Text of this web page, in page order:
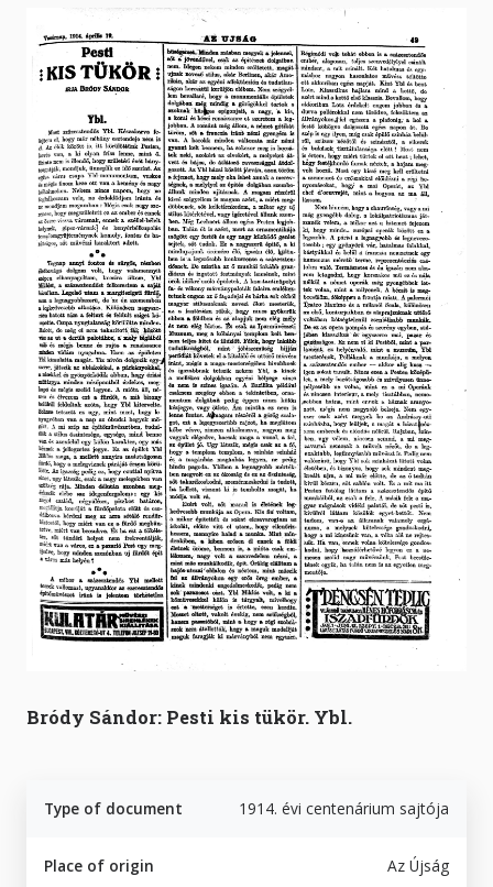
Bródy Sándor: Pesti kis tükör. Ybl.
Type of document 1914. évi centenárium sajtója
Place of origin Az Újság